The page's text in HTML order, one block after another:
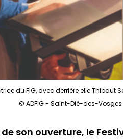
du FIG, avec derrière elle Thibaut
© ADFIG - Saint-Dié-des-Vosges
son ouverture, le